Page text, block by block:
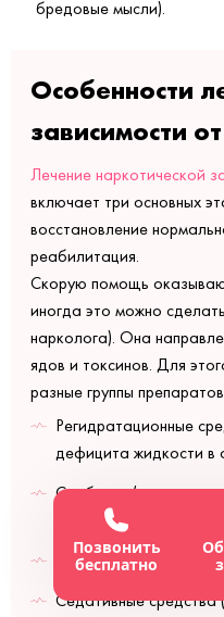
бредовые мысли).
Особенности
зависимости
Лечение наркотической
включает три основных
восстановление
реабилитация.
Скорую помощь
иногда это можно
нарколога). Она
ядов и токсинов. Для
разные группы
Регидратационные
дефицита жидкости в
Сорбенты (которые
наркотических
Анальгетики
Седативные средства
Позвонить
бесплатно